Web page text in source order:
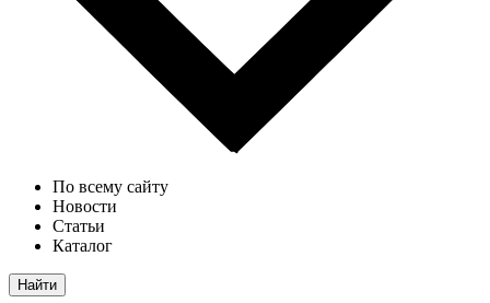
По всему сайту
Новости
Статьи
Каталог
Найти